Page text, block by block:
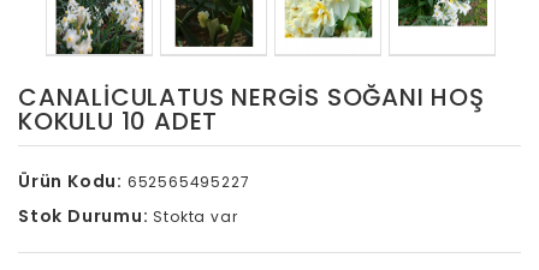
CANALICULATUS NERGIS SOĞANI HOŞ
KOKULU 10 ADET
Ürün Kodu: 652565495227
Stok Durumu: Stokta var